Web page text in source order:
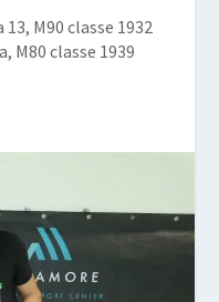
M90 classe 1932
M80 classe 1939